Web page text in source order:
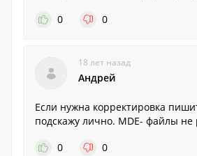
0
0
18 лет назад
Андрей
Если нужна корректировка
подскажу лично. MDE- файлы не
0
0